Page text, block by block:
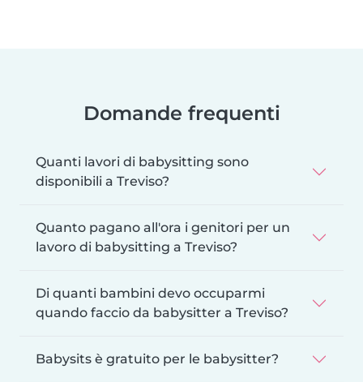
Domande frequenti
Quanti lavori di babysitting sono
disponibili a Treviso?
Quanto pagano all'ora i genitori per un
lavoro di babysitting a Treviso?
Di quanti bambini devo occuparmi
quando faccio da babysitter a Treviso?
Babysits è gratuito per le babysitter?